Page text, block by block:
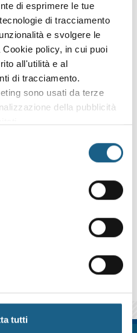
di esprimere le tue
di tracciamento
e svolgere le
policy, in cui puoi
all'utilità e al
di tracciamento.
sono usati da terze
della pubblicità
la nostra Privacy
tutti
al corso come
senza fare login. Scegli
azienda o come privato.